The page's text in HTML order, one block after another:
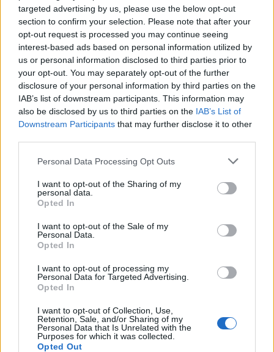
targeted advertising by us, please use the below opt-out
section to confirm your selection. Please note that after your
opt-out request is processed you may continue seeing
interest-based ads based on personal information utilized by
us or personal information disclosed to third parties prior to
your opt-out. You may separately opt-out of the further
disclosure of your personal information by third parties on the
IAB’s list of downstream participants. This information may
also be disclosed by us to third parties on the IAB’s List of
Downstream Participants that may further disclose it to other
Personal Data Processing Opt Outs
I want to opt-out of the Sharing of my
personal data.
Opted In
I want to opt-out of the Sale of my
Personal Data.
Opted In
I want to opt-out of processing my
Personal Data for Targeted Advertising.
Opted In
I want to opt-out of Collection, Use,
Retention, Sale, and/or Sharing of my
Personal Data that Is Unrelated with the
Purposes for which it was collected.
Opted Out
Philip Glass: Παγκόσμια γιορτή για τα 90ά
γενέθλιά του με πρεμιέρα της “Συμφωνίας
Νο. 15: Lincoln”
Ο Philip Glass θα γιορτάσει τα 90ά του γενέθλια στις 31
που κορυφώνεται με την παγκόσμια πρεμιέρα της "Συμφωνίας
Νο. 15: Lincoln" και επετειακά